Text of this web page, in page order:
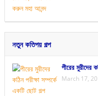
নতুন কতিপয় গল্প
পীরের মুরীদের
March 17,